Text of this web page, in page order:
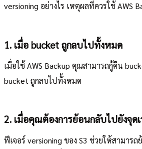
versioning อย่างไร เหตุผลที่ควรใช้ AWS
1. เมื่อ bucket ถูกลบไปทั้งหมด
เมื่อใช้ AWS Backup คุณสามารถกู้คืน
bucket ถูกลบไปทั้งหมด
2. เมื่อคุณต้องการย้อนกลับไปยังจุดเ
ฟีเจอร์ versioning ของ S3 ช่วยให้สามาร